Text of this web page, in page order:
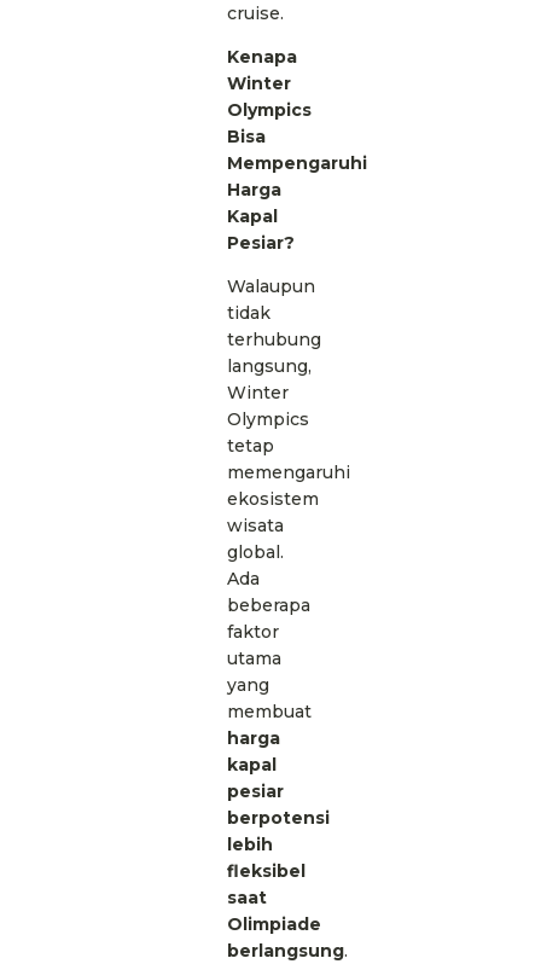
cruise.
Kenapa
Winter
Olympics
Bisa
Mempengaruhi
Harga
Kapal
Pesiar?
Walaupun
tidak
terhubung
langsung,
Winter
Olympics
tetap
memengaruhi
ekosistem
wisata
global.
Ada
beberapa
faktor
utama
yang
membuat
harga
kapal
pesiar
berpotensi
lebih
fleksibel
saat
Olimpiade
berlangsung.